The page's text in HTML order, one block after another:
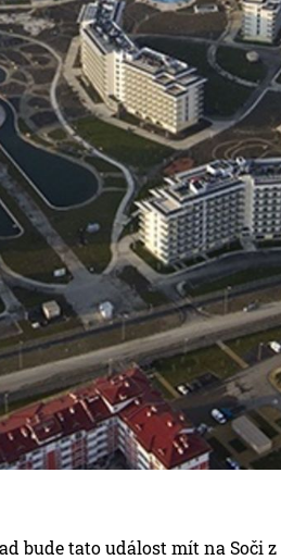
bude tato událost mít na Soči z